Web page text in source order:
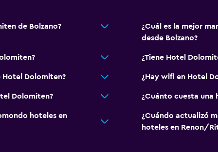
de Bolzano?
¿Cuál es la mejor
desde Bolzano?
¿Tiene Hotel
Hotel Dolomiten? ¿Hay wifi en Hotel
Dolomiten? ¿Cuánto cuesta una
hoteles en
¿Cuándo actualizó
hoteles en Renon/